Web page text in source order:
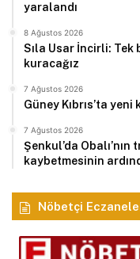
yaralandı
8 Ağustos 2026
Sıla Usar İncirli: Tek
kuracağız
7 Ağustos 2026
Güney Kıbrıs’ta
7 Ağustos 2026
Şenkul’da
kaybetmesinin
Nöbetçi